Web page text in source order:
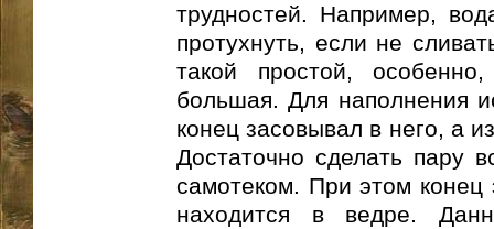
трудностей. Например,
протухнуть, если не
такой простой,
большая. Для наполнения
конец засовывал в него, а
Достаточно сделать пару
самотеком. При этом конец
находится в ведре.